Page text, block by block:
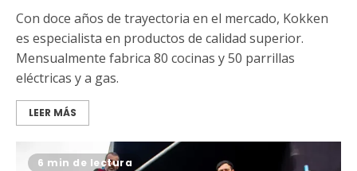
Con doce años de trayectoria en el mercado, Kokken
es especialista en productos de calidad superior.
Mensualmente fabrica 80 cocinas y 50 parrillas
eléctricas y a gas.
LEER MÁS
6 min de lectura